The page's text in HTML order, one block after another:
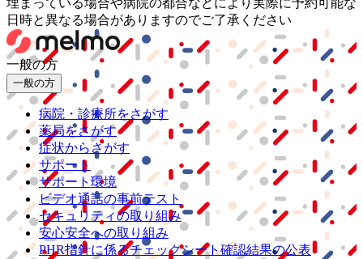
埋まっている場合や病院の都合などにより実際に予約可能な
日時と異なる場合がありますのでご了承ください
一般の方
一般の方
病院・診療所をさがす
薬局をさがす
症状からさがす
サポート
サポート環境
ビデオ通話の事前テスト
セキュリティの取り組み
安心安全への取り組み
PHR指針に係るチェックシート確認結果の公表